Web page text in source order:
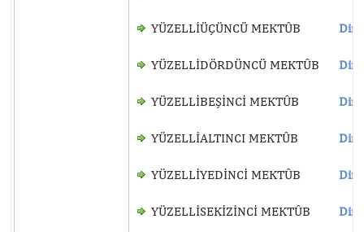
YÜZELLİÜÇÜNCÜ MEKTÛB
YÜZELLİDÖRDÜNCÜ MEKTÛB
YÜZELLİBEŞİNCİ MEKTÛB
YÜZELLİALTINCI MEKTÛB
YÜZELLİYEDİNCİ MEKTÛB
YÜZELLİSEKİZİNCİ MEKTÛB